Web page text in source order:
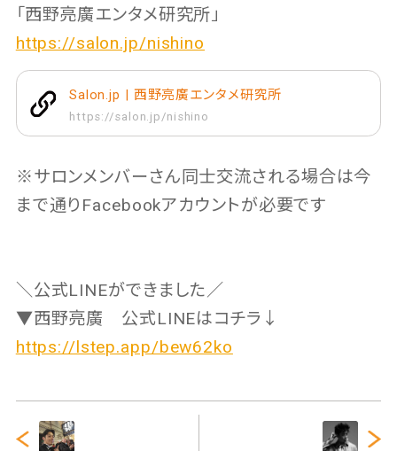
「西野亮廣エンタメ研究所」
https://salon.jp/nishino
Salon.jp | 西野亮廣エンタメ研究所
https://salon.jp/nishino
※サロンメンバーさん同士交流される場合は今
まで通りFacebookアカウントが必要です
＼公式LINEができました／
▼西野亮廣 公式LINEはコチラ↓
https://lstep.app/bew62ko